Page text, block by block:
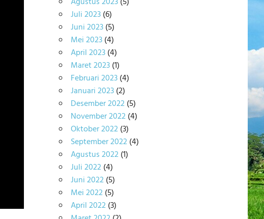
Juli 2023(6)
Juni 2023(5)
Mei 2023(4)
April 2023(4)
Maret 2023(1)
Februari 2023(4)
Januari 2023(2)
Desember 2022(5)
November 2022(4)
Oktober 2022(3)
September 2022(4)
Agustus 2022(1)
Juli 2022(4)
Juni 2022(5)
Mei 2022(5)
April 2022(3)